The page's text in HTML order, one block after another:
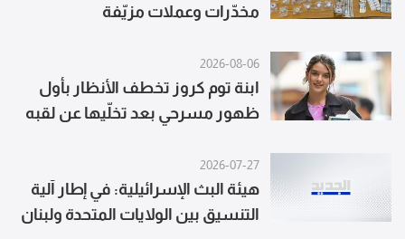
مخدّرات وعملات مزيّفة
2026-08-06
ابنة توم كروز تخطف الأنظار بأول
ظهور مسرحي بعد تخلّيها عن لقبه
2026-07-27
هيئة البث الإسرائيلية: في إطار آلية
التنسيق بين الولايات المتحدة ولبنان